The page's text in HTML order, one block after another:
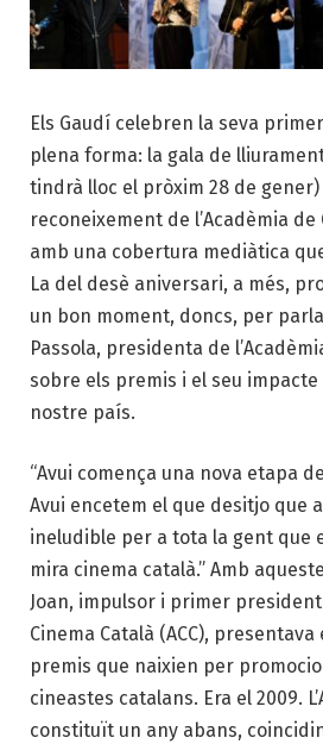
Els Gaudí celebren la seva
plena forma: la gala de
tindrà lloc el pròxim 28 de
reconeixement de l’Acadèmia de
amb una cobertura mediàtica
La del desè aniversari, a més,
un bon moment, doncs, per
Passola, presidenta de
sobre els premis i el seu
nostre país.
“Avui comença una nova etapa
Avui encetem el que desitjo que
ineludible per a tota la gent que
mira cinema català.” Amb
Joan, impulsor i primer president
Cinema Català (ACC),
premis que naixien per
cineastes catalans. Era el 2009.
constituït un any abans,